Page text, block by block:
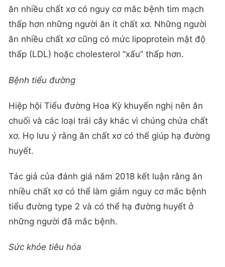
ăn nhiều chất xơ có nguy cơ mắc bệnh tim mạch
thấp hơn những người ăn ít chất xơ. Những người
ăn nhiều chất xơ cũng có mức lipoprotein mật độ
thấp (LDL) hoặc cholesterol “xấu” thấp hơn.
Bệnh tiểu đường
Hiệp hội Tiểu đường Hoa Kỳ khuyến nghị nên ăn
chuối và các loại trái cây khác vì chúng chứa chất
xơ. Họ lưu ý rằng ăn chất xơ có thể giúp hạ đường
huyết.
Tác giả của đánh giá năm 2018 kết luận rằng ăn
nhiều chất xơ có thể làm giảm nguy cơ mắc bệnh
tiểu đường type 2 và có thể hạ đường huyết ở
những người đã mắc bệnh.
Sức khỏe tiêu hóa